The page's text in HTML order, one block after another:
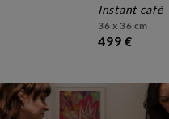
instant café
36 x 36 cm
499 €